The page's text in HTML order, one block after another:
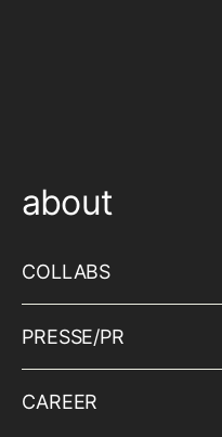
about
COLLABS
PRESSE/PR
CAREER